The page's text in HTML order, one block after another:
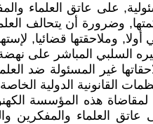
على عاتق العلماء
وضرورة أن يتحالف
وملاحقتها قضائيا,
السلبي المباشر
غير المسئولة ضد
القانونية الدولية
هذه المؤسسة
والمفكرين